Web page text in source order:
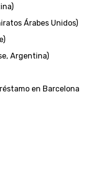
Árabes Unidos)
Argentina)
en Barcelona